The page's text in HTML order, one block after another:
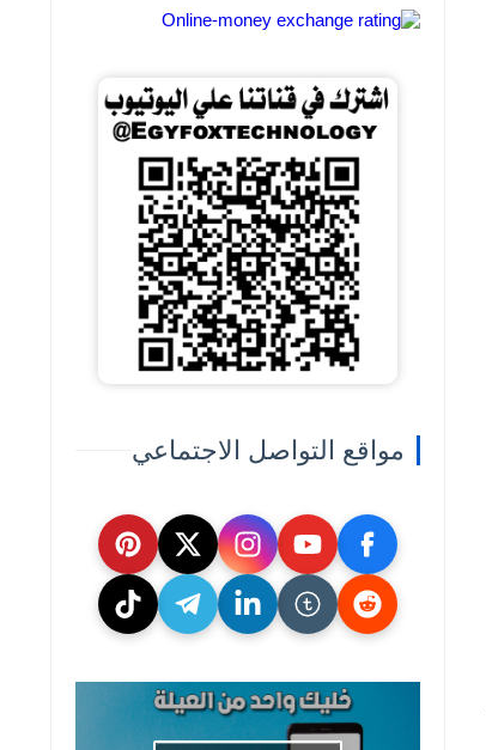
مواقع التواصل الاجتماعي